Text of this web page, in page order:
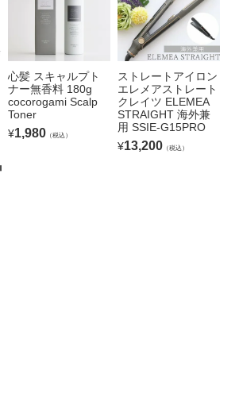
心髪 スキャルプト
ナー無香料 180g
cocorogami Scalp
Toner
¥1,980 （税込）
ストレートアイロン
エレメアストレート
クレイツ ELEMEA
STRAIGHT 海外兼
用 SSIE-G15PRO
¥13,200（税込）